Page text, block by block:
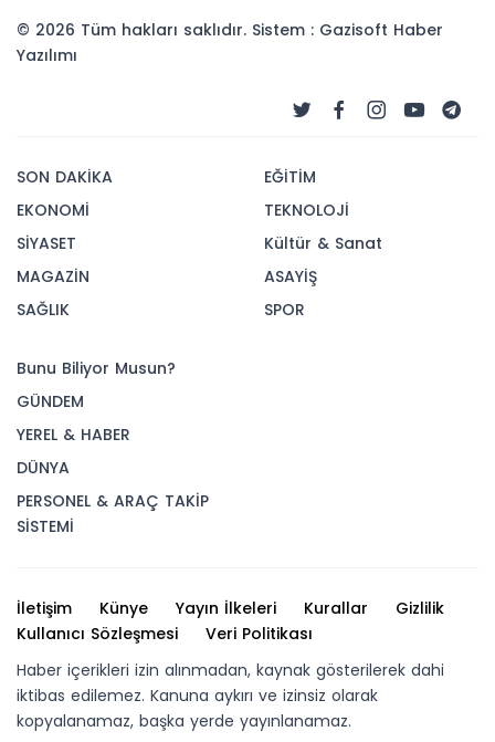
© 2026 Tüm hakları saklıdır. Sistem : Gazisoft Haber
Yazılımı
SON DAKİKA
EKONOMİ
SİYASET
MAGAZİN
SAĞLIK
EĞİTİM
TEKNOLOJİ
Kültür & Sanat
ASAYİŞ
SPOR
Bunu Biliyor Musun?
GÜNDEM
YEREL & HABER
DÜNYA
PERSONEL & ARAÇ TAKİP
SİSTEMİ
İletişim Künye Yayın İlkeleri Kurallar
Gizlilik
Kullanıcı Sözleşmesi
Veri Politikası
Haber içerikleri izin alınmadan, kaynak gösterilerek dahi
iktibas edilemez. Kanuna aykırı ve izinsiz olarak
kopyalanamaz, başka yerde yayınlanamaz.